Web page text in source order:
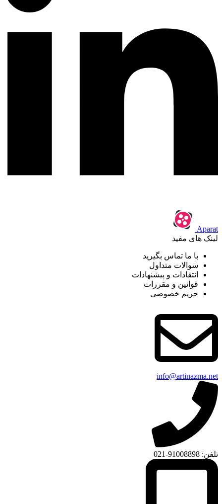
Aparat
لینک های مفید
با ما تماس بگیرید
سوالات متداول
انتقادات و پیشنهادات
قوانین و مقررات
حریم خصوصی
info@artinazma.net
تلفن: 91008898-021